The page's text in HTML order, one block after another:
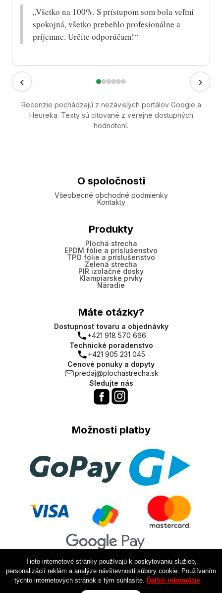
‹
„Všetko na 100%. S prístupom som bola veľmi
spokojná, všetko prebehlo profesionálne a
príjemne. Určite odporúčam!“
›
Recenzie pochádzajú z nezávislých portálov Google a
Heureka. Texty sú citované z verejne dostupných
hodnotení.
O spoločnosti
Všeobecné obchodné podmienky
Kontakty
Produkty
Plochá strecha
EPDM fólie a príslušenstvo
TPO fólie a príslušenstvo
Zelená strecha
PIR izolačné dosky
Klampiarske prvky
Náradie
Máte otázky?
Dostupnosť tovaru a objednávky
+421 918 570 666
Technické poradenstvo
+421 905 231 045
Cenové ponuky a dopyty
predaj@plochastrecha.sk
Sledujte nás
Možnosti platby
Tieto internetové stránky používajú k poskytovaniu služieb,
personalizácií reklám a analýze návštevnosti súbory cookie. Používaním
týchto internetových stránok s tým súhlasíte. Ďalšie informácie